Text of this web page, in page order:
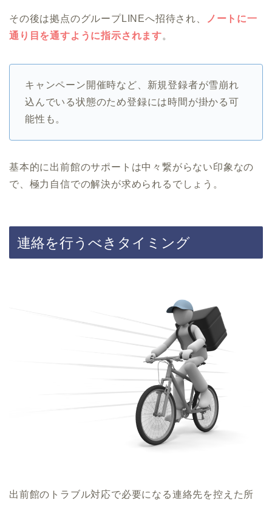
その後は拠点のグループLINEへ招待され、
ノートに一
通り目を通すように指示されます。
キャンペーン開催時など、新規登録者が雪崩れ
込んでいる状態のため登録には時間が掛かる可
能性も。
基本的に出前館のサポートは中々繋がらない印象なの
で、極力自信での解決が求められるでしょう。
連絡を行うべきタイミング
出前館のトラブル対応で必要になる連絡先を控えた所